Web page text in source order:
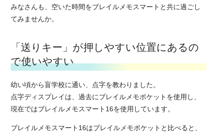
みなさんも、空いた時間をブレイルメモスマートと共に過ごし
てみませんか。
「送りキー」が押しやすい位置にあるの
で使いやすい
幼い頃から盲学校に通い、点字を教わりました。
点字ディスプレイは、過去にブレイルメモポケットを使用し、
現在ではブレイルメモスマート16を使用しています。
ブレイルメモスマート16はブレイルメモポケットと比べると、